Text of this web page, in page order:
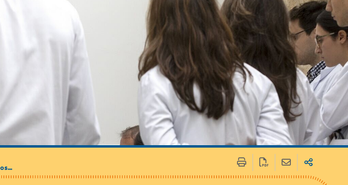
Ambulanciers, taxis, vsl
Journalistes / Médias Marchés publics
/ Associations